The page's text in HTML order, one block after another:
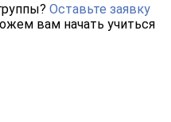
Оставьте заявку
вам начать учиться